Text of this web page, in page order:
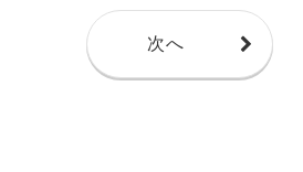
次へ